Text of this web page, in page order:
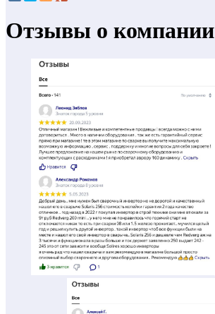
Отзывы о компании